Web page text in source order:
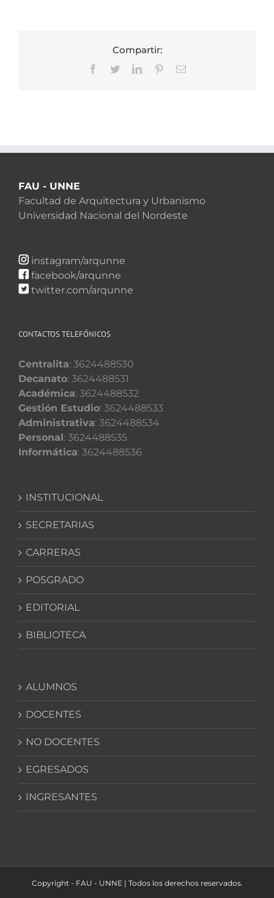
Compartir:
Facebook
TwitterLinkedInPinterestCorreo
FAU - UNNE
Facultad de Arquitectura y Urbanismo
Universidad Nacional del Nordeste
instagram/arqunne
facebook/arqunne
twitter.com/arqunne
CONTACTOS TELEFÓNICOS
Centralita: 3624488530
Decanato: 3624488531
Académica: 3624488532
Gestión Estudio: 3624488533
Administrativa: 3624488534
Personal: 3624488535
Informática: 3624488536
INSTITUCIONAL
SECRETARIAS
CARRERAS
POSGRADO
EDITORIAL
BIBLIOTECA
ALUMNOS
DOCENTES
NO DOCENTES
EGRESADOS
INGRESANTES
Copyright - FAU - UNNE | Todos los derechos reservados.